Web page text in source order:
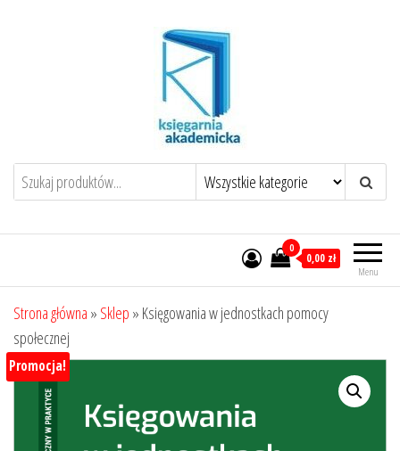
Menu
0
0,00 zł
Strona główna » Sklep » Księgowania w jednostkach pomocy
społecznej
Promocja!